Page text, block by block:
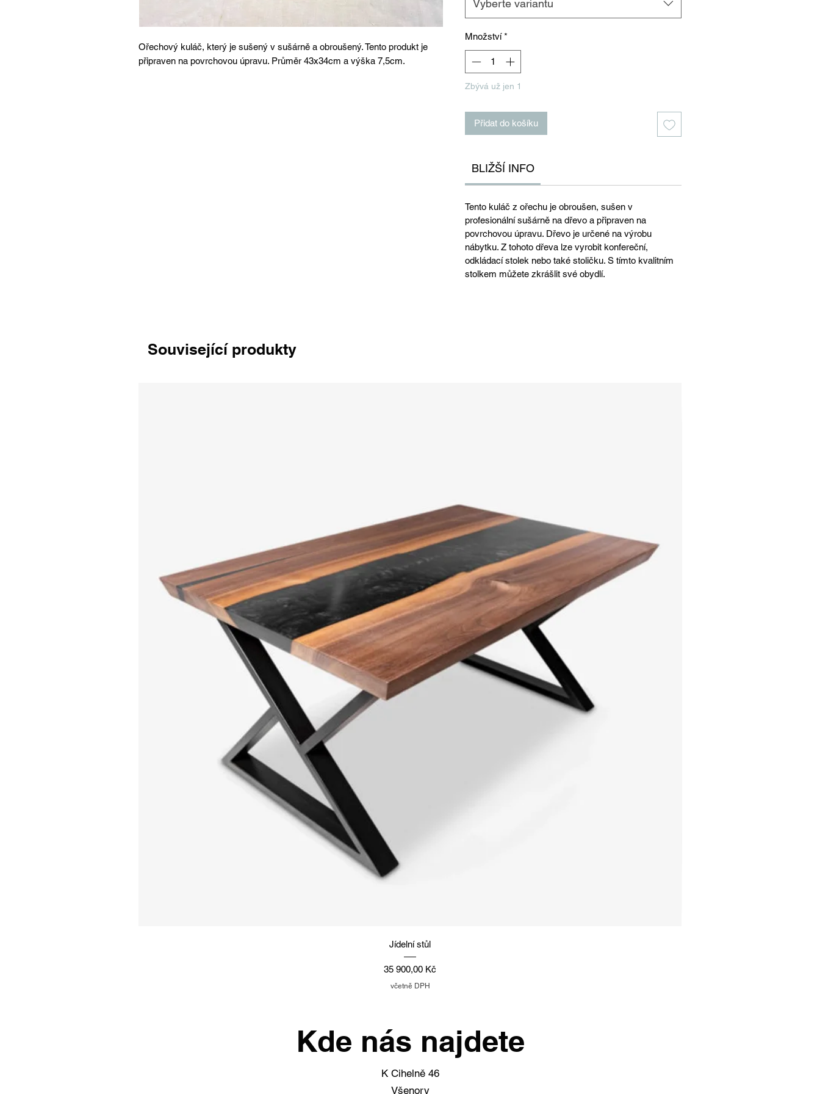
Ořechový kuláč, který je sušený v sušárně a obroušený. Tento produkt je
připraven na povrchovou úpravu. Průměr 43x34cm a výška 7,5cm.
Vyberte variantu
Množství *
Zbývá už jen 1
Přidat do košíku
BLIŽŠÍ INFO
Tento kuláč z ořechu je obroušen, sušen v
profesionální sušárně na dřevo a připraven na
povrchovou úpravu. Dřevo je určené na výrobu
nábytku. Z tohoto dřeva lze vyrobit konfereční,
odkládací stolek nebo také stoličku. S tímto kvalitním
stolkem můžete zkrášlit své obydlí.
Související produkty
Rychlý náhled
Jídelní stůl
Cena
35 900,00 Kč
včetně DPH
Kde nás najdete
K Cihelně 46
Všenory